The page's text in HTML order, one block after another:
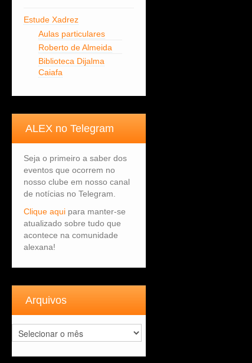
Estude Xadrez
Aulas particulares
Roberto de Almeida
Biblioteca Dijalma
Caiafa
ALEX no Telegram
Seja o primeiro a saber dos
eventos que ocorrem no
nosso clube em nosso canal
de notícias no Telegram.
Clique aquipara manter-se
atualizado sobre tudo que
acontece na comunidade
alexana!
Arquivos
Arquivos